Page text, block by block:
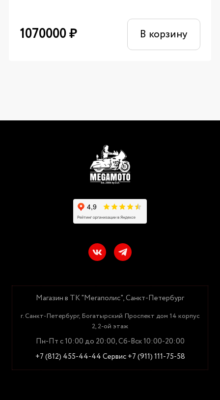
1070000₽ В корзину
Магазин в ТК "Мегаполис", Санкт-Петербург
г. Санкт-Петербург, Богатырский Проспект дом 14 корпус
2, 2-ой этаж
Пн-Пт с 10:00 до 20:00, Сб-Вск 10:00-20:00
+7 (812) 455-44-44Сервис +7 (911) 111-75-58